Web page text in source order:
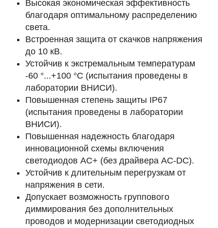
Высокая экономическая эффективность
благодаря оптимальному распределению
света.
Встроенная защита от скачков напряжения
до 10 кВ.
Устойчив к экстремальным температурам
-60 °...+100 °C (испытания проведены в
лаборатории ВНИСИ).
Повышенная степень защиты IP67
(испытания проведены в лаборатории
ВНИСИ).
Повышенная надежность благодаря
инновационной схемы включения
светодиодов AC+ (без драйвера AC-DC).
Устойчив к длительным перегрузкам от
напряжения в сети.
Допускает возможность группового
диммирования без дополнительных
проводов и модернизации светодиодных